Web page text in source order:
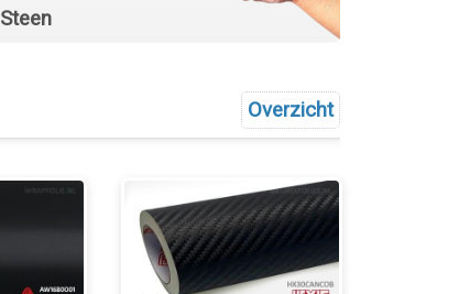
Steen
Overzicht